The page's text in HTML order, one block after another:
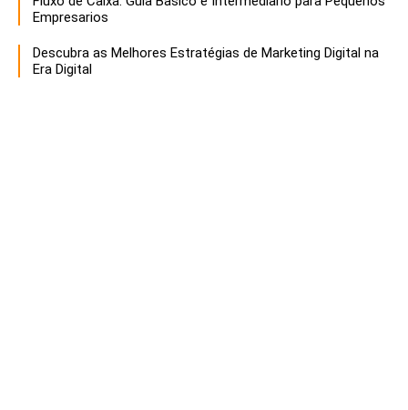
Empresarios
Descubra as Melhores Estratégias de Marketing Digital na
Era Digital